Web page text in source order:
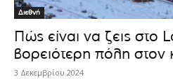
Διεθνή
Πώς είναι να ζεις στο
βορειότερη πόλη στον
3 Δεκεμβρίου 2024